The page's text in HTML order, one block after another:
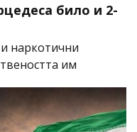
било и 2-
наркотични
им